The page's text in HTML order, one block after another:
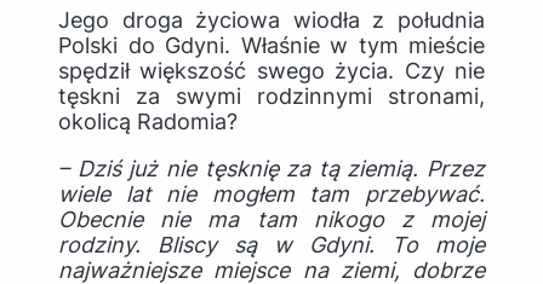
Jego droga życiowa wiodła z południa
Polski do Gdyni. Właśnie w tym mieście
spędził większość swego życia. Czy nie
tęskni za swymi rodzinnymi stronami,
okolicą Radomia?
– Dziś już nie tęsknię za tą ziemią. Przez
wiele lat nie mogłem tam przebywać.
Obecnie nie ma tam nikogo z mojej
rodziny. Bliscy są w Gdyni. To moje
najważniejsze miejsce na ziemi, dobrze